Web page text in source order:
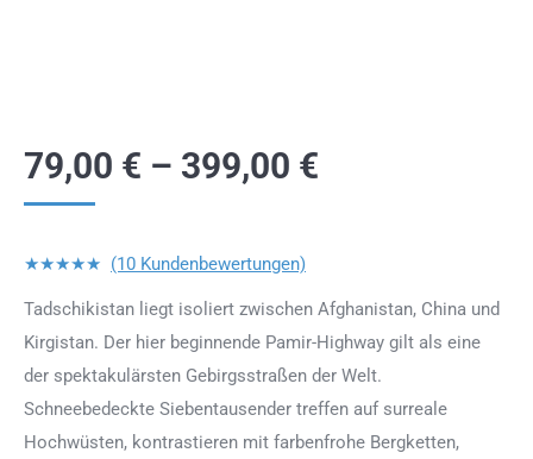
79,00 € – 399,00 €
★★★★★ (10 Kundenbewertungen)
Tadschikistan liegt isoliert zwischen Afghanistan, China und
Kirgistan. Der hier beginnende Pamir-Highway gilt als eine
der spektakulärsten Gebirgsstraßen der Welt.
Schneebedeckte Siebentausender treffen auf surreale
Hochwüsten, kontrastieren mit farbenfrohe Bergketten,